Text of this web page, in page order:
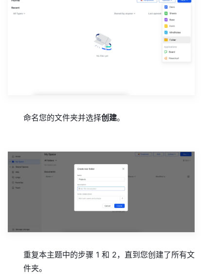
命名您的文件夹并选择创建。
重复本主题中的步骤 1 和 2，直到您创建了所有文
件夹。